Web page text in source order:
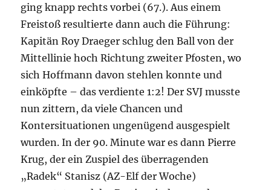
ging knapp rechts vorbei (67.). Aus einem
Freistoß resultierte dann auch die Führung:
Kapitän Roy Draeger schlug den Ball von der
Mittellinie hoch Richtung zweiter Pfosten, wo
sich Hoffmann davon stehlen konnte und
einköpfte – das verdiente 1:2! Der SVJ musste
nun zittern, da viele Chancen und
Kontersituationen ungenügend ausgespielt
wurden. In der 90. Minute war es dann Pierre
Krug, der ein Zuspiel des überragenden
„Radek“ Stanisz (AZ-Elf der Woche)